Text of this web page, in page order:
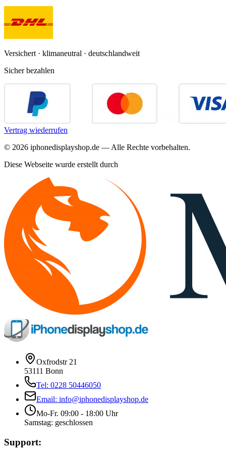
Versichert · klimaneutral · deutschlandweit
Sicher bezahlen
Vertrag wiederrufen
© 2026 iphonedisplayshop.de — Alle Rechte vorbehalten.
Diese Webseite wurde erstellt durch
Oxfrodstr 21
53111 Bonn
Tel: 0228 50446050
Email: info@iphonedisplayshop.de
Mo-Fr. 09:00 - 18:00 Uhr
Samstag: geschlossen
Support: